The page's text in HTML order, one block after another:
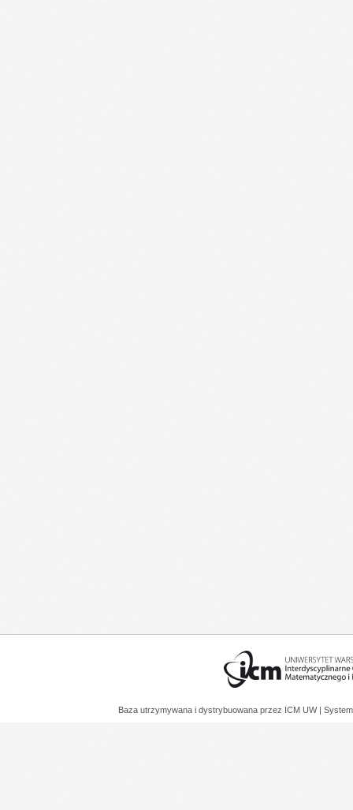
Baza utrzymywana i dystrybuowana przez ICM UW |